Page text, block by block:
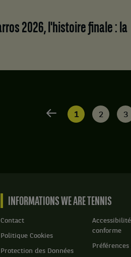
Aller à la 1 2 3
INFORMATIONS WE ARE TENNIS
Contact
Politique Cookies
Protection des Données
conforme
Préférences